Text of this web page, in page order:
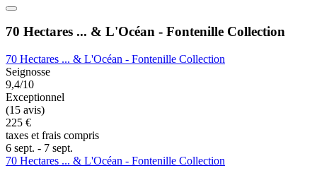
70 Hectares ... & L'Océan - Fontenille Collection
70 Hectares ... & L'Océan - Fontenille Collection
Seignosse
9,4/10
Exceptionnel
(15 avis)
225 €
taxes et frais compris
6 sept. - 7 sept.
70 Hectares ... & L'Océan - Fontenille Collection